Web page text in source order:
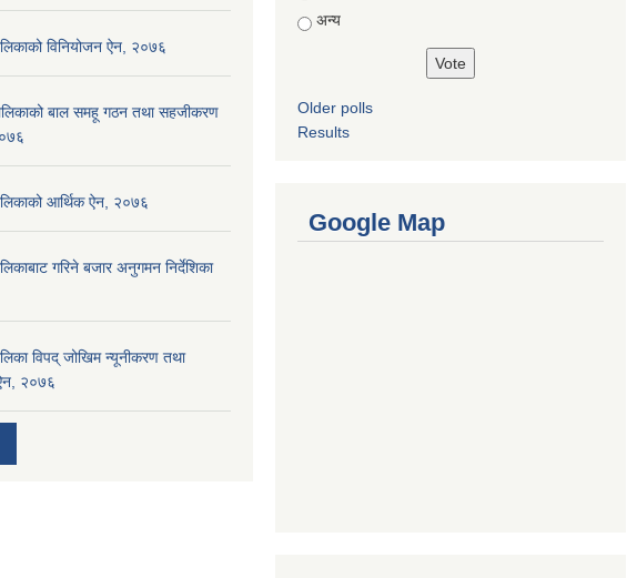
विनियोजन ऐन, २०७६
बाल समहू गठन तथा सहजीकरण
आर्थिक ऐन, २०७६
गरिने बजार अनुगमन निर्देशिका
विपद् जोखिम न्यूनीकरण तथा
२०७६
अन्य
Older polls
Results
Google Map